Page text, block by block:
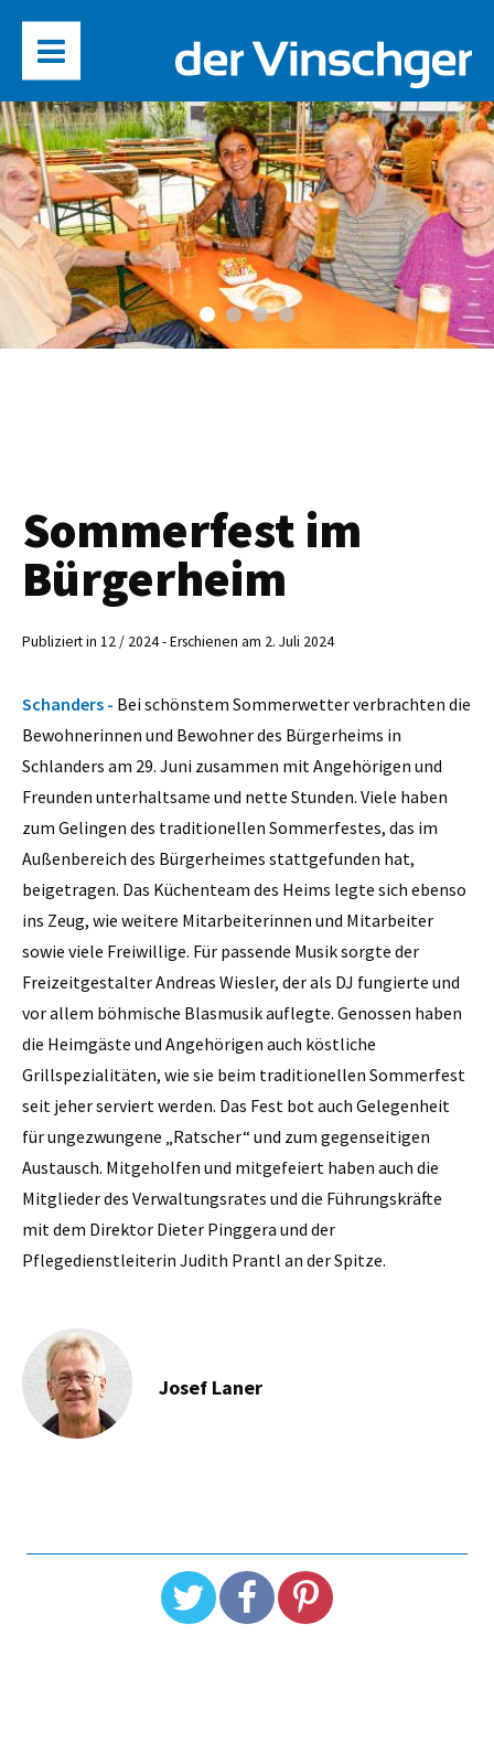
Sommerfest im
Bürgerheim
Publiziert in 12 / 2024 - Erschienen am 2. Juli 2024
Schanders - Bei schönstem Sommerwetter verbrachten die
Bewohnerinnen und Bewohner des Bürgerheims in
Schlanders am 29. Juni zusammen mit Angehörigen und
Freunden unterhaltsame und nette Stunden. Viele haben
zum Gelingen des traditionellen Sommerfestes, das im
Außenbereich des Bürgerheimes stattgefunden hat,
beigetragen. Das Küchenteam des Heims legte sich ebenso
ins Zeug, wie weitere Mitarbeiterinnen und Mitarbeiter
sowie viele Freiwillige. Für passende Musik sorgte der
Freizeitgestalter Andreas Wiesler, der als DJ fungierte und
vor allem böhmische Blasmusik auflegte. Genossen haben
die Heimgäste und Angehörigen auch köstliche
Grillspezialitäten, wie sie beim traditionellen Sommerfest
seit jeher serviert werden. Das Fest bot auch Gelegenheit
für ungezwungene „Ratscher“ und zum gegenseitigen
Austausch. Mitgeholfen und mitgefeiert haben auch die
Mitglieder des Verwaltungsrates und die Führungskräfte
mit dem Direktor Dieter Pinggera und der
Pflegedienstleiterin Judith Prantl an der Spitze.
Josef Laner